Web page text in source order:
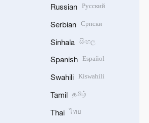
Russian Русский
Serbian Српски
Sinhala සිංහල
Spanish Español
Swahili Kiswahili
Tamil தமிழ்
Thai ไทย